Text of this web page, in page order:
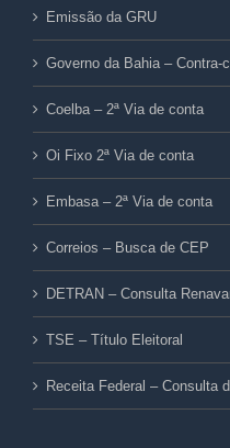
Emissão da GRU
Governo da Bahia – Contra-
Coelba – 2ª Via de conta
Oi Fixo 2ª Via de conta
Embasa – 2ª Via de conta
Correios – Busca de CEP
DETRAN – Consulta
TSE – Título Eleitoral
Receita Federal – Consulta